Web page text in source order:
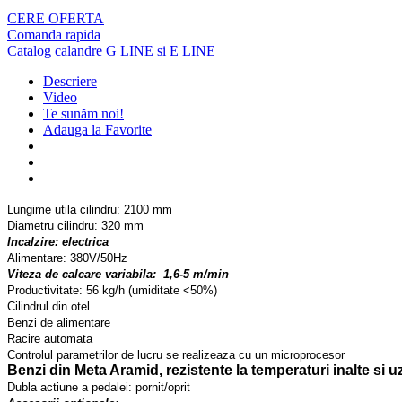
CERE OFERTA
Comanda rapida
Catalog calandre G LINE si E LINE
Descriere
Video
Te sunăm noi!
Adauga la Favorite
Lungime utila cilindru: 2100 mm
Diametru cilindru: 320 mm
Incalzire: electrica
Alimentare: 380V/50Hz
Viteza de calcare variabila: 1,6-5 m/min
Productivitate: 56 kg/h (umiditate <50%)
Cilindrul din otel
Benzi de alimentare
Racire automata
Controlul parametrilor de lucru se realizeaza cu un microprocesor
Benzi din Meta Aramid, rezistente la temperaturi inalte si
Dubla actiune a pedalei: pornit/oprit